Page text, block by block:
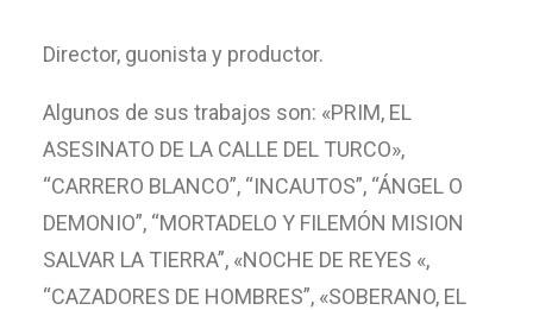
Director, guonista y productor.
Algunos de sus trabajos son: «PRIM, EL
ASESINATO DE LA CALLE DEL TURCO»,
“CARRERO BLANCO”, “INCAUTOS”, “ÁNGEL O
DEMONIO”, “MORTADELO Y FILEMÓN MISION
SALVAR LA TIERRA”, «NOCHE DE REYES «,
“CAZADORES DE HOMBRES”, «SOBERANO, EL